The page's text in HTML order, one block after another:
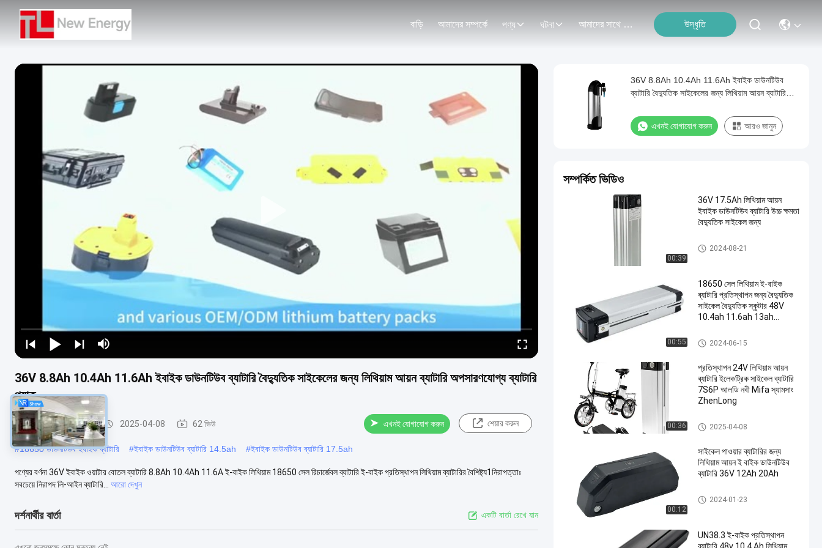
বাড়ি আমাদের সম্পর্কে পণ্য ঘটনা আমাদের সাথে যোগাযোগ উদ্ধৃতি
36V 8.8Ah 10.4Ah 11.6Ah ইবাইক ডাউনটিউব ব্যাটারি বৈদ্যুতিক সাইকেলের জন্য লিথিয়াম আয়ন ব্যাটারি অপসারণযোগ্য ব্যাটারি
প্যাক
ই বাইক লিথিয়াম ব্যাটারি 2025-04-08 62 ভিউ এখনই যোগাযোগ করুন শেয়ার করুন
#18650 ডাউনটিউব ইবাইক ব্যাটারি #ইবাইক ডাউনটিউব ব্যাটারি 14.5ah #ইবাইক ডাউনটিউব ব্যাটারি 17.5ah
পণ্যের বর্ণনা 36V ইবাইক ওয়াটার বোতল ব্যাটারি 8.8Ah 10.4Ah 11.6A ই-বাইক লিথিয়াম 18650 সেল রিচার্জেবল ব্যাটারি ই-বাইক প্রতিস্থাপন লিথিয়াম ব্যাটারির বৈশিষ্ট্য1নিরাপত্তাঃ
সবচেয়ে নিরাপদ লি-আইন ব্যাটারি...
আরো দেখুন
দর্শনার্থীর বার্তা একটি বার্তা রেখে যান
36V 8.8Ah 10.4Ah 11.6Ah ইবাইক ডাউনটিউব
ব্যাটারি বৈদ্যুতিক সাইকেলের জন্য লিথিয়াম আয়ন ব্যাটারি
এখনই যোগাযোগ করুন আরও জানুন
সম্পর্কিত ভিডিও
00:39
36V 17.5Ah লিথিয়াম আয়ন
ইবাইক ডাউনটিউব ব্যাটারি উচ্চ ক্ষমতা
বৈদ্যুতিক সাইকেল জন্য
ইবাইক ডাউনটিউব ব্যাটারি
2024-08-21
00:55
18650 সেল লিথিয়াম ই-বাইক
ব্যাটারি প্রতিস্থাপন জন্য বৈদ্যুতিক
সাইকেল বৈদ্যুতিক স্কুটার 48V
10.4ah 11.6ah 13ah
ইবাইক ডাউনটিউব ব্যাটারি
2024-06-15
00:36
প্রতিস্থাপন 24V লিথিয়াম আয়ন
ব্যাটারি ইলেকট্রিক সাইকেল ব্যাটারি
7S6P আলডি নবী Mifa স্যামসাং
ZhenLong
ইবাইক ডাউনটিউব ব্যাটারি
2025-04-08
00:12
সাইকেল পাওয়ার ব্যাটারির জন্য
লিথিয়াম আয়ন ই বাইক ডাউনটিউব
ব্যাটারি 36V 12Ah 20Ah
ইবাইক ডাউনটিউব ব্যাটারি
2024-01-23
UN38.3 ই-বাইক প্রতিস্থাপন